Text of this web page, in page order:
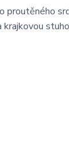
proutěného